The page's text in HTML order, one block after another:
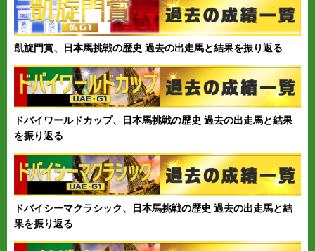
凱旋門賞、日本馬挑戦の歴史 過去の出走馬と結果を振り返る
ドバイワールドカップ、日本馬挑戦の歴史 過去の出走馬と結果
を振り返る
ドバイシーマクラシック、日本馬挑戦の歴史 過去の出走馬と結
果を振り返る